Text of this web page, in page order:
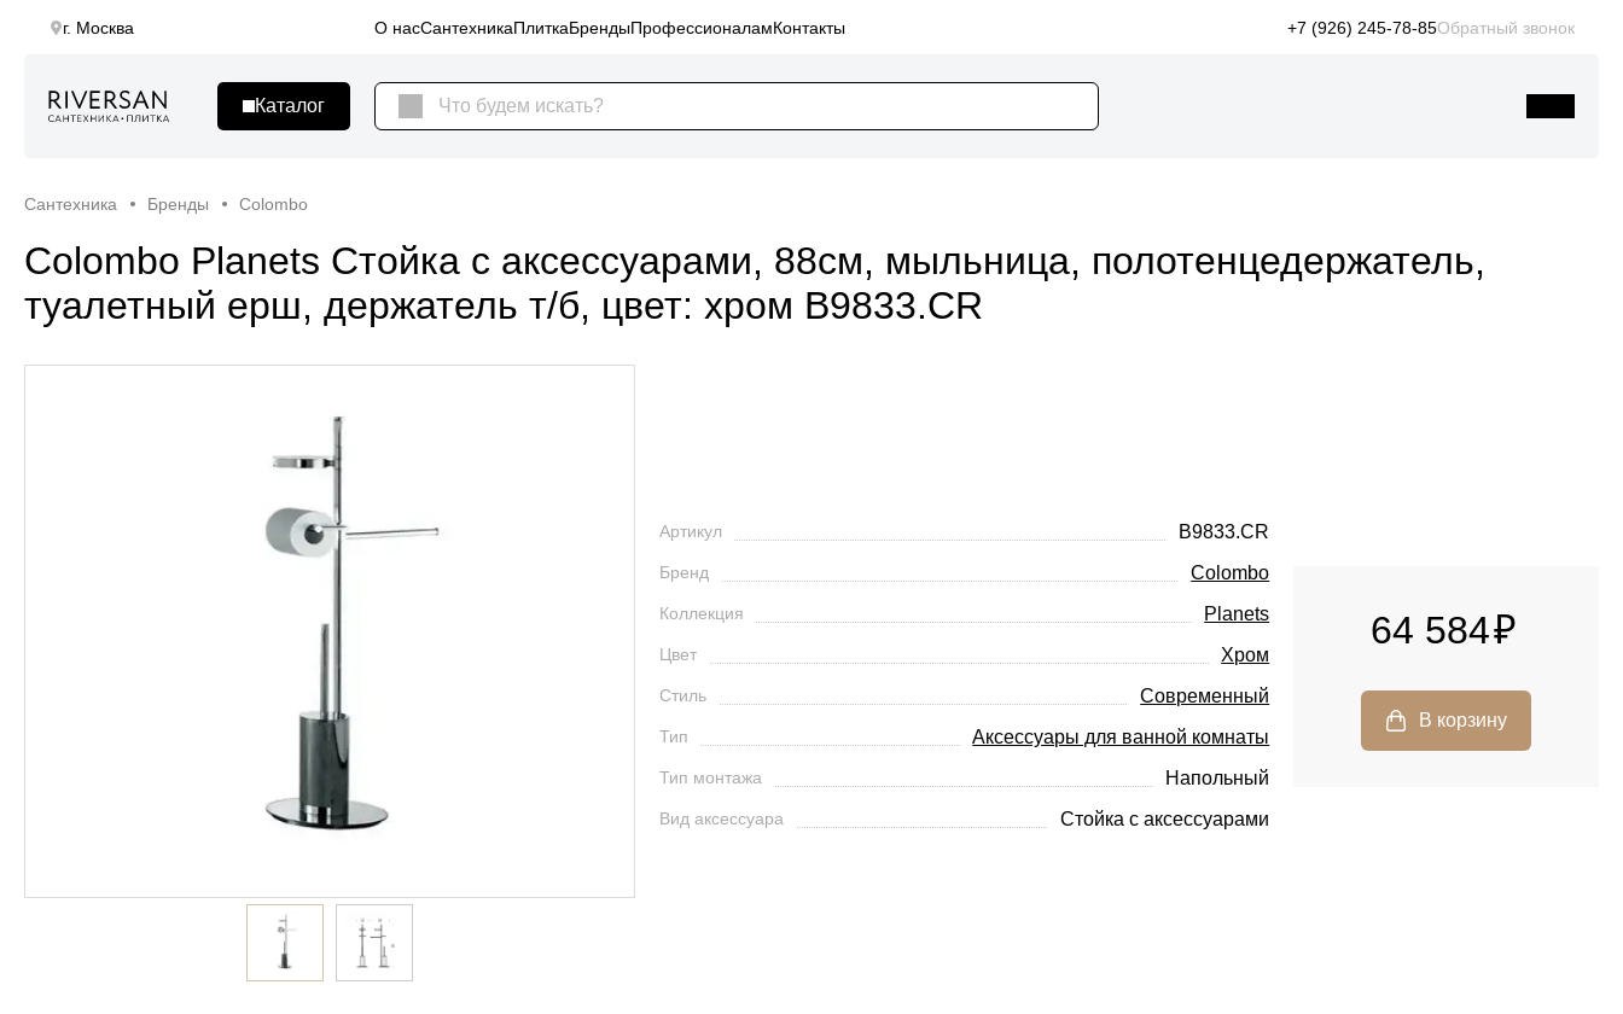
г. Москва О насСантехникаПлиткаБрендыПрофессионаламКонтакты +7 (926) 245-78-85Обратный звонок
Сантехника Бренды Colombo
Colombo Planets Стойка с аксессуарами, 88см, мыльница, полотенцедержатель,
туалетный ерш, держатель т/б, цвет: хром B9833.CR
Артикул B9833.CR
Бренд Colombo
Коллекция Planets
Цвет Хром
Стиль Современный
Тип Аксессуары для ванной комнаты
Тип монтажа Напольный
Вид аксессуара Стойка с аксессуарами
64 584